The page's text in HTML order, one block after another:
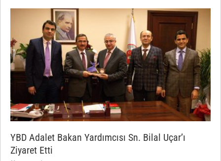
YBD Adalet Bakan Yardımcısı Sn. Bilal Uçar’ı
Ziyaret Etti